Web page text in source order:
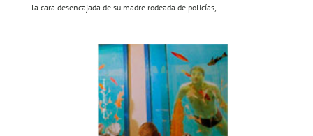
la cara desencajada de su madre rodeada de policías,...